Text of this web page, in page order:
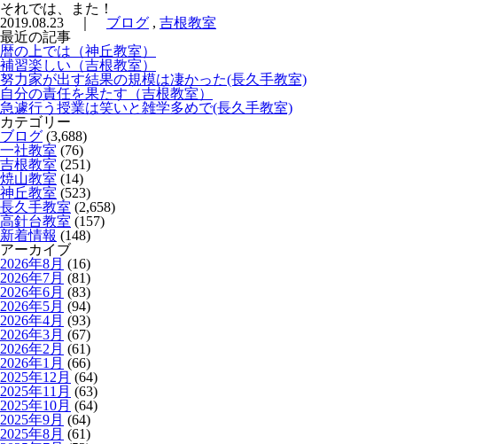
それでは、また！
2019.08.23 ｜ ブログ , 吉根教室
最近の記事
暦の上では（神丘教室）
補習楽しい（吉根教室）
努力家が出す結果の規模は凄かった(長久手教室)
自分の責任を果たす（吉根教室）
急遽行う授業は笑いと雑学多めで(長久手教室)
カテゴリー
ブログ (3,688)
一社教室 (76)
吉根教室 (251)
焼山教室 (14)
神丘教室 (523)
長久手教室 (2,658)
高針台教室 (157)
新着情報 (148)
アーカイブ
2026年8月 (16)
2026年7月 (81)
2026年6月 (83)
2026年5月 (94)
2026年4月 (93)
2026年3月 (67)
2026年2月 (61)
2026年1月 (66)
2025年12月 (64)
2025年11月 (63)
2025年10月 (64)
2025年9月 (64)
2025年8月 (61)